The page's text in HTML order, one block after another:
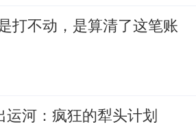
打不动，是算清了这笔账
河：疯狂的犁头计划